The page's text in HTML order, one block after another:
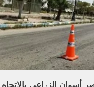
الزراعى بالاتجاه